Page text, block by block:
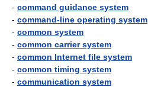
- command guidance system
- command-line operating system
- common system
- common carrier system
- common Internet file system
- common timing system
- communication system